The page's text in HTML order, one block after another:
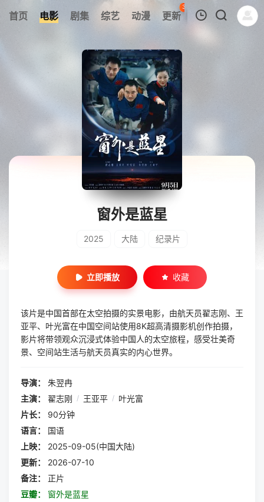
首页 电影 剧集 综艺 动漫 更新
30
热榜 APP
暂无观看影片的记录
窗外是蓝星
2025 大陆 纪录片
立即播放 收藏
该片是中国首部在太空拍摄的实景电影，由航天员翟志刚、王
亚平、叶光富在中国空间站使用8K超高清摄影机创作拍摄，
影片将带领观众沉浸式体验中国人的太空旅程，感受壮美奇
景、空间站生活与航天员真实的内心世界。
导演：
朱翌冉
主演：
翟志刚 / 王亚平 / 叶光富
片长：
90分钟
语言：
国语
上映：
2025-09-05(中国大陆)
更新：
2026-07-10
备注：
正片
豆瓣：
窗外是蓝星